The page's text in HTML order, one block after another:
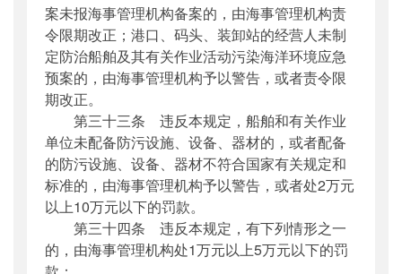
案未报海事管理机构备案的，由海事管理机构责
令限期改正；港口、码头、装卸站的经营人未制
定防治船舶及其有关作业活动污染海洋环境应急
预案的，由海事管理机构予以警告，或者责令限
期改正。
第三十三条 违反本规定，船舶和有关作业
单位未配备防污设施、设备、器材的，或者配备
的防污设施、设备、器材不符合国家有关规定和
标准的，由海事管理机构予以警告，或者处2万元
以上10万元以下的罚款。
第三十四条 违反本规定，有下列情形之一
的，由海事管理机构处1万元以上5万元以下的罚